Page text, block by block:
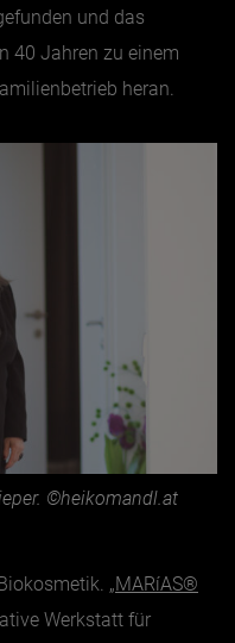
und das
40 Jahren zu einem
heran.
©heikomandl.at
„MARíAS®
Werkstatt für